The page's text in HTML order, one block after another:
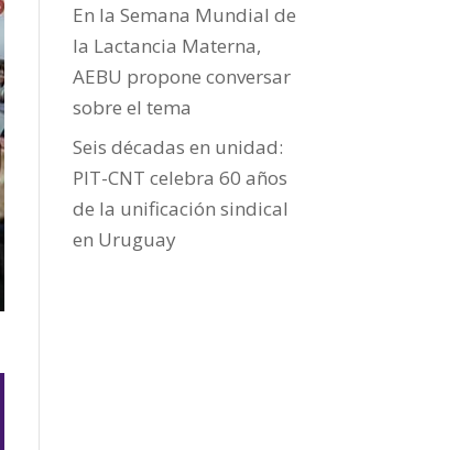
En la Semana Mundial de
la Lactancia Materna,
AEBU propone conversar
sobre el tema
Seis décadas en unidad:
PIT-CNT celebra 60 años
de la unificación sindical
en Uruguay